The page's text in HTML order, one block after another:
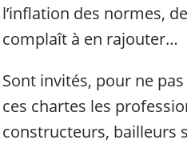
l’inflation des normes,
complaît à en rajouter…
Sont invités, pour ne
ces chartes les
constructeurs, bailleurs